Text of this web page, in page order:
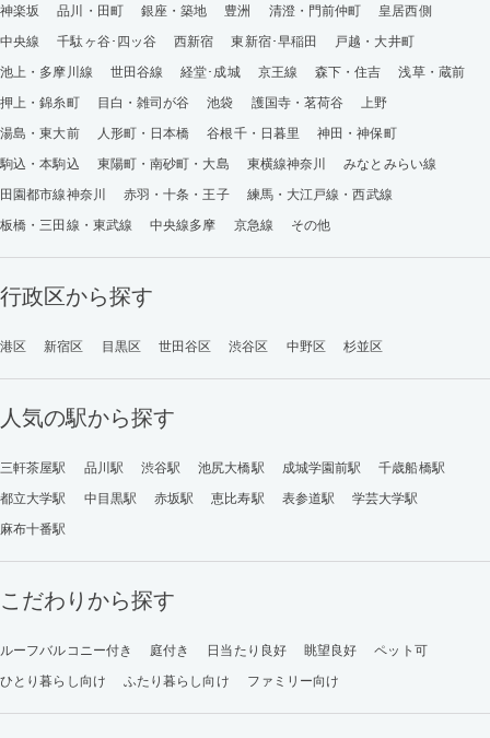
神楽坂
品川・田町 銀座・築地 豊洲 清澄・門前仲町
皇居西側
中央線
千駄ヶ谷･四ッ谷 西新宿 東新宿･早稲田
戸越・大井町
池上・多摩川線
世田谷線 経堂･成城 京王線 森下・住吉
浅草・蔵前
押上・錦糸町
目白・雑司が谷 池袋 護国寺・茗荷谷
上野
湯島・東大前
人形町・日本橋 谷根千・日暮里
神田・神保町
駒込・本駒込
東陽町・南砂町・大島 東横線神奈川
みなとみらい線
田園都市線神奈川
赤羽・十条・王子
練馬・大江戸線・西武線
板橋・三田線・東武線
中央線多摩 京急線 その他
行政区から探す
港区 新宿区 目黒区 世田谷区 渋谷区 中野区 杉並区
人気の駅から探す
三軒茶屋駅 品川駅 渋谷駅 池尻大橋駅 成城学園前駅
千歳船橋駅
都立大学駅
中目黒駅 赤坂駅 恵比寿駅 表参道駅
学芸大学駅
麻布十番駅
こだわりから探す
ルーフバルコニー付き 庭付き 日当たり良好 眺望良好
ペット可
ひとり暮らし向け
ふたり暮らし向け ファミリー向け